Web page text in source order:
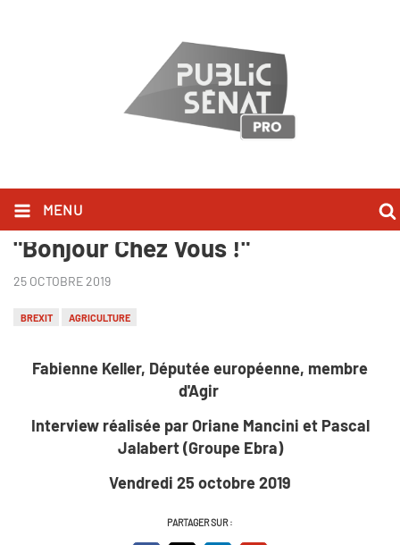
MENU
Fabienne Keller l'a dit dans
"Bonjour Chez Vous !"
25 OCTOBRE 2019
BREXIT AGRICULTURE
Fabienne Keller, Députée européenne, membre
d'Agir
Interview réalisée par Oriane Mancini et Pascal
Jalabert (Groupe Ebra)
Vendredi 25 octobre 2019
PARTAGER SUR :